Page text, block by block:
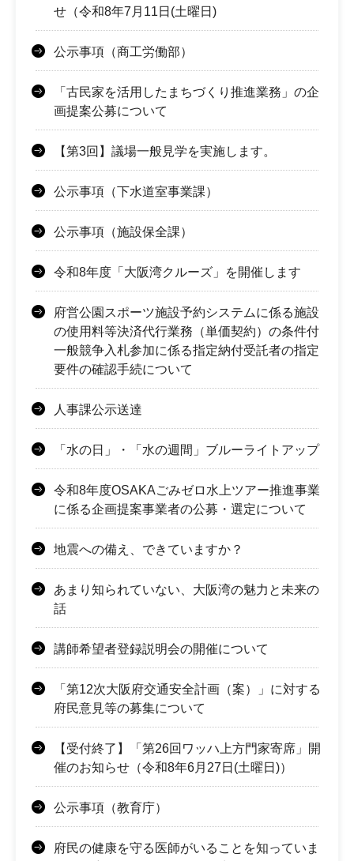
せ（令和8年7月11日(土曜日)
公示事項（商工労働部）
「古民家を活用したまちづくり推進業務」の企
画提案公募について
【第3回】議場一般見学を実施します。
公示事項（下水道室事業課）
公示事項（施設保全課）
令和8年度「大阪湾クルーズ」を開催します
府営公園スポーツ施設予約システムに係る施設
の使用料等決済代行業務（単価契約）の条件付
一般競争入札参加に係る指定納付受託者の指定
要件の確認手続について
人事課公示送達
「水の日」・「水の週間」ブルーライトアップ
令和8年度OSAKAごみゼロ水上ツアー推進事業
に係る企画提案事業者の公募・選定について
地震への備え、できていますか？
あまり知られていない、大阪湾の魅力と未来の
話
講師希望者登録説明会の開催について
「第12次大阪府交通安全計画（案）」に対する
府民意見等の募集について
【受付終了】「第26回ワッハ上方門家寄席」開
催のお知らせ（令和8年6月27日(土曜日)）
公示事項（教育庁）
府民の健康を守る医師がいることを知っていま